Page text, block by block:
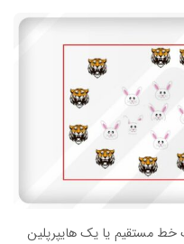
خط مستقیم یا یک هایپرپلین